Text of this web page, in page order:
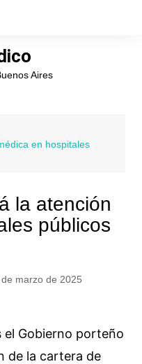
Aires
en hospitales
la atención
públicos
de marzo de 2025
el Gobierno porteño
de la cartera de